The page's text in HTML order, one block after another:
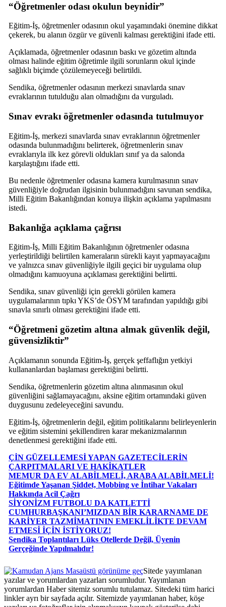
“Öğretmenler odası okulun beynidir”
Eğitim-İş, öğretmenler odasının okul yaşamındaki önemine dikkat
çekerek, bu alanın özgür ve güvenli kalması gerektiğini ifade etti.
Açıklamada, öğretmenler odasının baskı ve gözetim altında
olması halinde eğitim öğretimle ilgili sorunların okul içinde
sağlıklı biçimde çözülemeyeceği belirtildi.
Sendika, öğretmenler odasının merkezi sınavlarda sınav
evraklarının tutulduğu alan olmadığını da vurguladı.
Sınav evrakı öğretmenler odasında tutulmuyor
Eğitim-İş, merkezi sınavlarda sınav evraklarının öğretmenler
odasında bulunmadığını belirterek, öğretmenlerin sınav
evraklarıyla ilk kez görevli oldukları sınıf ya da salonda
karşılaştığını ifade etti.
Bu nedenle öğretmenler odasına kamera kurulmasının sınav
güvenliğiyle doğrudan ilgisinin bulunmadığını savunan sendika,
Milli Eğitim Bakanlığından konuya ilişkin açıklama yapılmasını
istedi.
Bakanlığa açıklama çağrısı
Eğitim-İş, Milli Eğitim Bakanlığının öğretmenler odasına
yerleştirildiği belirtilen kameraların sürekli kayıt yapmayacağını
ve yalnızca sınav güvenliğiyle ilgili geçici bir uygulama olup
olmadığını kamuoyuna açıklaması gerektiğini belirtti.
Sendika, sınav güvenliği için gerekli görülen kamera
uygulamalarının tıpkı YKS’de ÖSYM tarafından yapıldığı gibi
sınavla sınırlı olması gerektiğini ifade etti.
“Öğretmeni gözetim altına almak güvenlik değil,
güvensizliktir”
Açıklamanın sonunda Eğitim-İş, gerçek şeffaflığın yetkiyi
kullananlardan başlaması gerektiğini belirtti.
Sendika, öğretmenlerin gözetim altına alınmasının okul
güvenliğini sağlamayacağını, aksine eğitim ortamındaki güven
duygusunu zedeleyeceğini savundu.
Eğitim-İş, öğretmenlerin değil, eğitim politikalarını belirleyenlerin
ve eğitim sistemini şekillendiren karar mekanizmalarının
denetlenmesi gerektiğini ifade etti.
ÇİN GÜZELLEMESİ YAPAN GAZETECİLERİN
ÇARPITMALARI VE HAKİKATLER
MEMUR DA EV ALABİLMELİ, ARABA ALABİLMELİ!
Eğitimde Yaşanan Şiddet, Mobbing ve İntihar Vakaları
Hakkında Acil Çağrı
SİYONİZM FUTBOLU DA KATLETTİ
CUMHURBAŞKANI’MIZDAN BİR KARARNAME DE
KARİYER TAZMİMATININ EMEKLİLİKTE DEVAM
ETMESİ İÇİN İSTİYORUZ!
Sendika Toplantıları Lüks Otellerde Değil, Üyenin
Gerçeğinde Yapılmalıdır!
Masaüstü görünüme geçSitede yayımlanan
yazılar ve yorumlardan yazarları sorumludur. Yayımlanan
yorumlardan Haber sitemiz sorumlu tutulamaz. Sitedeki tüm harici
linkler ayrı bir sayfada açılır. Sitemizde yayımlanan haber, köşe